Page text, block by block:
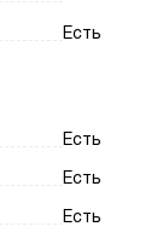
Есть
Есть
Есть
Есть